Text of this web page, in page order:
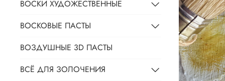
ВОСКИ ХУДОЖЕСТВЕННЫЕ
ВОСКОВЫЕ ПАСТЫ
ВОЗДУШНЫЕ 3D ПАСТЫ
ВСЁ ДЛЯ ЗОЛОЧЕНИЯ